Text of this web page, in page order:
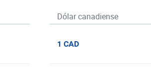
Dólar canadiense
1 CAD